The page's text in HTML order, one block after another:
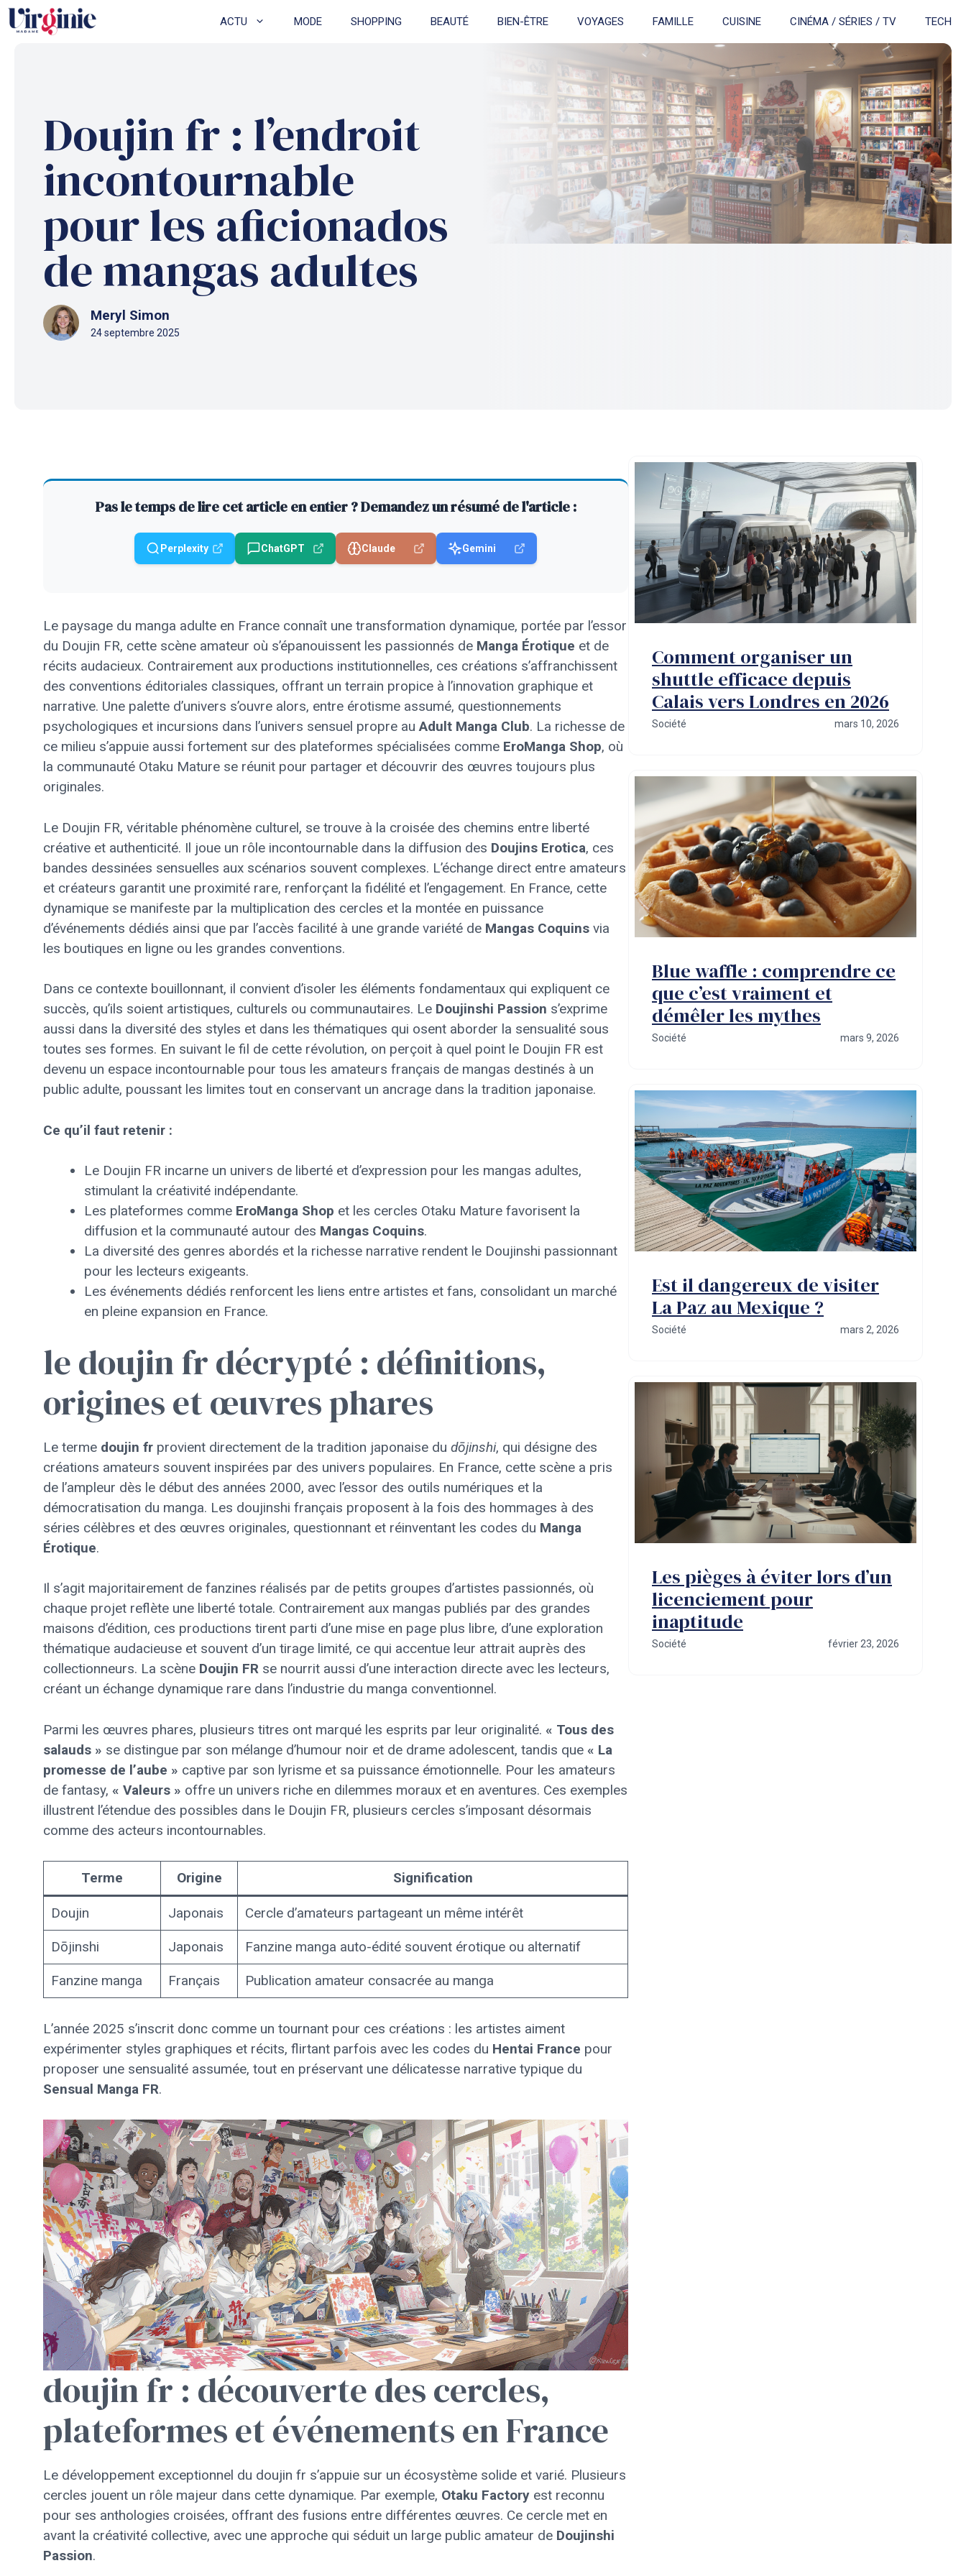
Aller
au
ACTU MODE SHOPPING BEAUTÉ BIEN-ÊTRE VOYAGES FAMILLE CUISINE CINÉMA / SÉRIES / TV TECH
Doujin fr : l’endroit
incontournable
pour les aficionados
de mangas adultes
Meryl Simon
24 septembre 2025
Pas le temps de lire cet article en entier ? Demandez un résumé de l'article :
Perplexity ChatGPT Claude Gemini
Le paysage du manga adulte en France connaît une transformation dynamique, portée par l’essor
du Doujin FR, cette scène amateur où s’épanouissent les passionnés de Manga Érotique et de
récits audacieux. Contrairement aux productions institutionnelles, ces créations s’affranchissent
des conventions éditoriales classiques, offrant un terrain propice à l’innovation graphique et
narrative. Une palette d’univers s’ouvre alors, entre érotisme assumé, questionnements
psychologiques et incursions dans l’univers sensuel propre auAdult Manga Club. La richesse de
ce milieu s’appuie aussi fortement sur des plateformes spécialisées comme EroManga Shop, où
la communauté Otaku Mature se réunit pour partager et découvrir des œuvres toujours plus
originales.
Le Doujin FR, véritable phénomène culturel, se trouve à la croisée des chemins entre liberté
créative et authenticité. Il joue un rôle incontournable dans la diffusion des Doujins Erotica, ces
bandes dessinées sensuelles aux scénarios souvent complexes. L’échange direct entre amateurs
et créateurs garantit une proximité rare, renforçant la fidélité et l’engagement. En France, cette
dynamique se manifeste par la multiplication des cercles et la montée en puissance
d’événements dédiés ainsi que par l’accès facilité à une grande variété de Mangas Coquins via
les boutiques en ligne ou les grandes conventions.
Dans ce contexte bouillonnant, il convient d’isoler les éléments fondamentaux qui expliquent ce
succès, qu’ils soient artistiques, culturels ou communautaires. Le Doujinshi Passion s’exprime
aussi dans la diversité des styles et dans les thématiques qui osent aborder la sensualité sous
toutes ses formes. En suivant le fil de cette révolution, on perçoit à quel point le Doujin FR est
devenu un espace incontournable pour tous les amateurs français de mangas destinés à un
public adulte, poussant les limites tout en conservant un ancrage dans la tradition japonaise.
Ce qu’il faut retenir :
Le Doujin FR incarne un univers de liberté et d’expression pour les mangas adultes,
stimulant la créativité indépendante.
Les plateformes comme EroManga Shop et les cercles Otaku Mature favorisent la
diffusion et la communauté autour des Mangas Coquins.
La diversité des genres abordés et la richesse narrative rendent le Doujinshi passionnant
pour les lecteurs exigeants.
Les événements dédiés renforcent les liens entre artistes et fans, consolidant un marché
en pleine expansion en France.
le doujin fr décrypté : définitions,
origines et œuvres phares
Le terme doujin fr provient directement de la tradition japonaise du dōjinshi, qui désigne des
créations amateurs souvent inspirées par des univers populaires. En France, cette scène a pris
de l’ampleur dès le début des années 2000, avec l’essor des outils numériques et la
démocratisation du manga. Les doujinshi français proposent à la fois des hommages à des
séries célèbres et des œuvres originales, questionnant et réinventant les codes du Manga
Érotique.
Il s’agit majoritairement de fanzines réalisés par de petits groupes d’artistes passionnés, où
chaque projet reflète une liberté totale. Contrairement aux mangas publiés par des grandes
maisons d’édition, ces productions tirent parti d’une mise en page plus libre, d’une exploration
thématique audacieuse et souvent d’un tirage limité, ce qui accentue leur attrait auprès des
collectionneurs. La scène Doujin FR se nourrit aussi d’une interaction directe avec les lecteurs,
créant un échange dynamique rare dans l’industrie du manga conventionnel.
Parmi les œuvres phares, plusieurs titres ont marqué les esprits par leur originalité. « Tous des
salauds » se distingue par son mélange d’humour noir et de drame adolescent, tandis que « La
promesse de l’aube » captive par son lyrisme et sa puissance émotionnelle. Pour les amateurs
de fantasy, « Valeurs » offre un univers riche en dilemmes moraux et en aventures. Ces exemples
illustrent l’étendue des possibles dans le Doujin FR, plusieurs cercles s’imposant désormais
comme des acteurs incontournables.
Terme Origine Signification
Doujin Japonais Cercle d’amateurs partageant un même intérêt
Dōjinshi Japonais Fanzine manga auto-édité souvent érotique ou alternatif
Fanzine manga Français Publication amateur consacrée au manga
L’année 2025 s’inscrit donc comme un tournant pour ces créations : les artistes aiment
expérimenter styles graphiques et récits, flirtant parfois avec les codes du Hentai France pour
proposer une sensualité assumée, tout en préservant une délicatesse narrative typique du
Sensual Manga FR.
doujin fr : découverte des cercles,
plateformes et événements en France
Le développement exceptionnel du doujin fr s’appuie sur un écosystème solide et varié. Plusieurs
cercles jouent un rôle majeur dans cette dynamique. Par exemple, Otaku Factory est reconnu
pour ses anthologies croisées, offrant des fusions entre différentes œuvres. Ce cercle met en
avant la créativité collective, avec une approche qui séduit un large public amateur de Doujinshi
Passion.
Comment organiser un
shuttle efficace depuis
Calais vers Londres en 2026
Société mars 10, 2026
Blue waffle : comprendre ce
que c’est vraiment et
démêler les mythes
Société mars 9, 2026
Est il dangereux de visiter
La Paz au Mexique ?
Société mars 2, 2026
Les pièges à éviter lors d’un
licenciement pour
inaptitude
Société février 23, 2026